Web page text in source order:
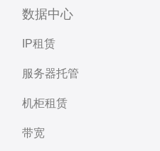
数据中心
IP租赁
服务器托管
机柜租赁
带宽